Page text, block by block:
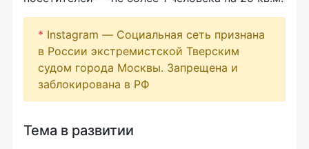
* Instagram — Социальная сеть признана
в России экстремистской Тверским
судом города Москвы. Запрещена и
заблокирована в РФ
Тема в развитии